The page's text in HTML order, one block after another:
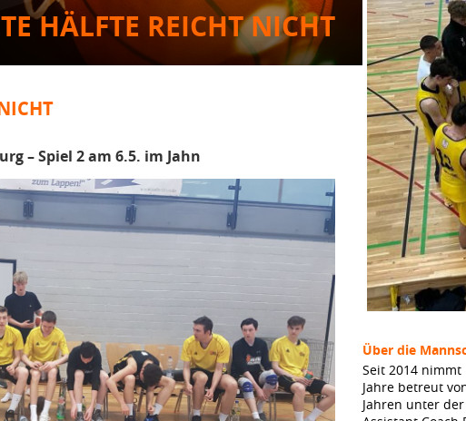
HÄLFTE REICHT NICHT
– Spiel 2 am 6.5. im Jahn
Über die
Seit 2014 nimmt
Jahre betreut
Jahren unter